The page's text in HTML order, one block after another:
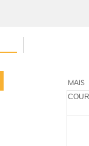
MAIS